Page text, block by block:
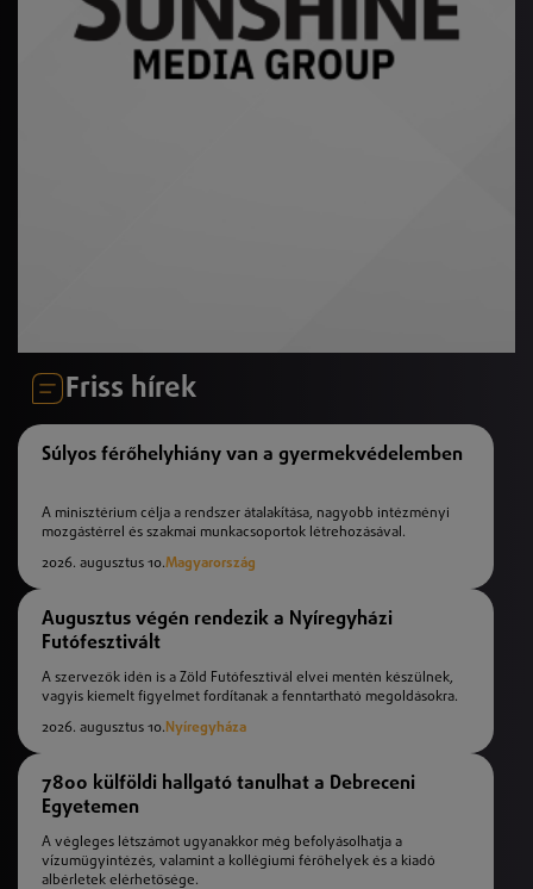
Friss hírek
Súlyos férőhelyhiány van a gyermekvédelemben
A minisztérium célja a rendszer átalakítása, nagyobb intézményi
mozgástérrel és szakmai munkacsoportok létrehozásával.
2026. augusztus 10.Magyarország
Augusztus végén rendezik a Nyíregyházi
Futófesztivált
A szervezők idén is a Zöld Futófesztivál elvei mentén készülnek,
vagyis kiemelt figyelmet fordítanak a fenntartható megoldásokra.
2026. augusztus 10. Nyíregyháza
7800 külföldi hallgató tanulhat a Debreceni
Egyetemen
A végleges létszámot ugyanakkor még befolyásolhatja a
vízumügyintézés, valamint a kollégiumi férőhelyek és a kiadó
albérletek elérhetősége.